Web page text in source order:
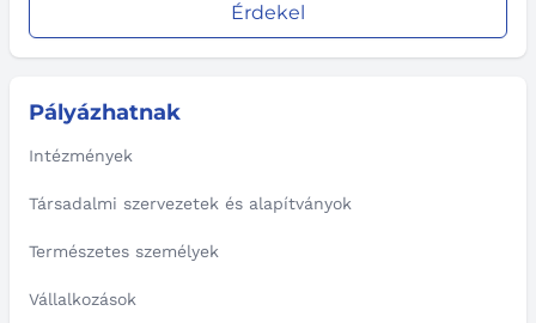
Érdekel
Pályázhatnak
Intézmények
Társadalmi szervezetek és alapítványok
Természetes személyek
Vállalkozások